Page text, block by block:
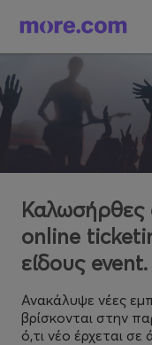
Καλωσήρθες
online
είδους event.
Ανακάλυψε νέες
βρίσκονται στην
ό,τι νέο έρχεται σε